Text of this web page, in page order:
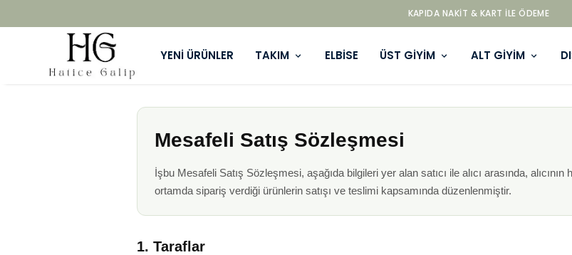
KAPIDA NAKIT & KART ILE ÖDEME
YENİ ÜRÜNLER TAKIM ELBİSE ÜST GİYİM ALT GİYİM
Mesafeli Satış Sözleşmesi
İşbu Mesafeli Satış Sözleşmesi, aşağıda bilgileri yer alan satıcı ile alıcı arasında,
ortamda sipariş verdiği ürünlerin satışı ve teslimi kapsamında düzenlenmiştir.
1. Taraflar